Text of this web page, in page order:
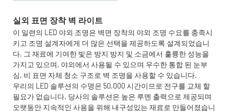
이 일련의 LED 야외 조명은 벽면 장착의 야외 조명 수요를 충족시
키고 조명 설계자에게 더 많은 선택을 제공하도록 설계되었습니
다. 그 재료에 기여한 빛은 방지 방지 및 소금에서 훌륭한 성능을
가지고 있으며, 야외에서 사용될 수 있으며 우수한 통합 된 눈부
심, 비 표면 자체 청소 구조로 벽 조명을 사용할 수 있습니다.
우리의 LED 솔루션의 수명은 50,000 시간이므로 전구를 교체 할
필요가 없습니다. 당사의 솔루션은 높은 루멘 출력으로 제공되며
오랫동안 지속적인 사용을 위해 내구성있는 재료로 만들어졌습니